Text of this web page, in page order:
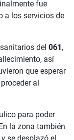
fue
a los servicios de
del 061 ,
así
que esperar
al
para poder
la zona también